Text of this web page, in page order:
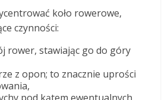
koło rowerowe,
czynności:
rower, stawiając go do góry
z opon; to znacznie uprości